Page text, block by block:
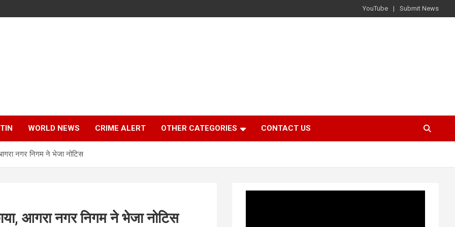
YouTube Submit News
WORLD NEWS CRIME ALERT OTHER CATEGORIES CONTACT US
नगर निगम ने भेजा नोटिस
आगरा नगर निगम ने भेजा नोटिस